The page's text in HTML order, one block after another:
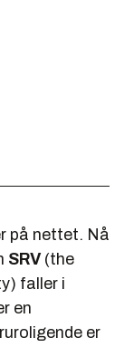
på nettet. Nå
SRV(the
faller i
en
er